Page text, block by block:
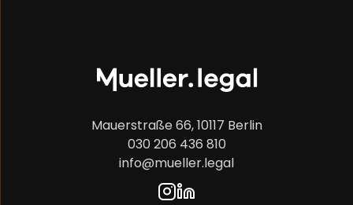
Mauerstraße 66, 10117 Berlin
030 206 436 810
info@mueller.legal